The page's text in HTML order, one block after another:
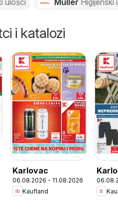
ulošci Müller Higijenski
i katalozi
Karlovac
06.08.2026 - 11.08.2026
Kaufland